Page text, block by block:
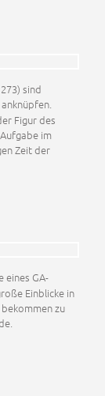
sind
anknüpfen.
Figur des
im
Zeit der
eines GA-
Einblicke in
zu